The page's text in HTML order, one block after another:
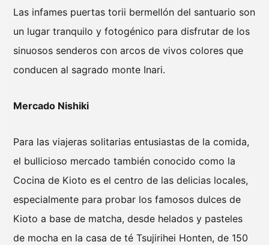
Las infames puertas torii bermellón del santuario son
un lugar tranquilo y fotogénico para disfrutar de los
sinuosos senderos con arcos de vivos colores que
conducen al sagrado monte Inari.
Mercado Nishiki
Para las viajeras solitarias entusiastas de la comida,
el bullicioso mercado también conocido como la
Cocina de Kioto es el centro de las delicias locales,
especialmente para probar los famosos dulces de
Kioto a base de matcha, desde helados y pasteles
de mocha en la casa de té Tsujirihei Honten, de 150